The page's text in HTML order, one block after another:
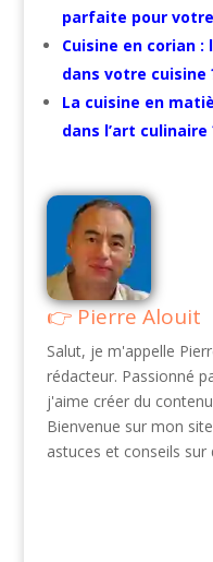
parfaite pour
Cuisine en corian
dans votre cuisine
La cuisine en
dans l’art culinaire
Pierre Alouit
Salut, je m'appelle
rédacteur. Passionné
j'aime créer du
Bienvenue sur mon
astuces et conseils